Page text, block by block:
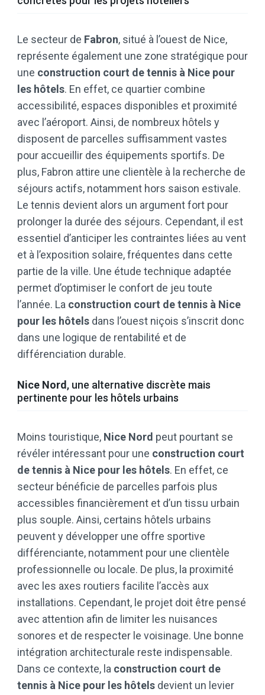
Le secteur de Fabron, situé à l’ouest de Nice,
représente également une zone stratégique pour
une construction court de tennis à Nice pour
les hôtels. En effet, ce quartier combine
accessibilité, espaces disponibles et proximité
avec l’aéroport. Ainsi, de nombreux hôtels y
disposent de parcelles suffisamment vastes
pour accueillir des équipements sportifs. De
plus, Fabron attire une clientèle à la recherche de
séjours actifs, notamment hors saison estivale.
Le tennis devient alors un argument fort pour
prolonger la durée des séjours. Cependant, il est
essentiel d’anticiper les contraintes liées au vent
et à l’exposition solaire, fréquentes dans cette
partie de la ville. Une étude technique adaptée
permet d’optimiser le confort de jeu toute
l’année. La construction court de tennis à Nice
pour les hôtels dans l’ouest niçois s’inscrit donc
dans une logique de rentabilité et de
différenciation durable.
Nice Nord, une alternative discrète mais
pertinente pour les hôtels urbains
Moins touristique, Nice Nord peut pourtant se
révéler intéressant pour une construction court
de tennis à Nice pour les hôtels. En effet, ce
secteur bénéficie de parcelles parfois plus
accessibles financièrement et d’un tissu urbain
plus souple. Ainsi, certains hôtels urbains
peuvent y développer une offre sportive
différenciante, notamment pour une clientèle
professionnelle ou locale. De plus, la proximité
avec les axes routiers facilite l’accès aux
installations. Cependant, le projet doit être pensé
avec attention afin de limiter les nuisances
sonores et de respecter le voisinage. Une bonne
intégration architecturale reste indispensable.
Dans ce contexte, la construction court de
tennis à Nice pour les hôtels devient un levier